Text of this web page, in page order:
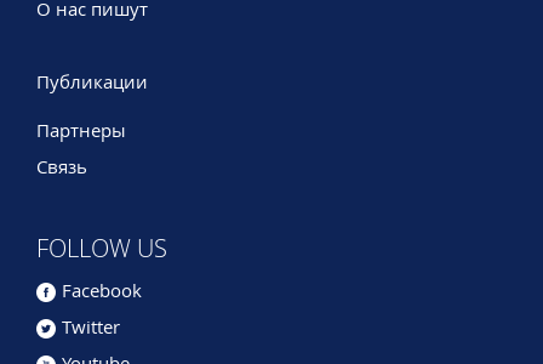
О нас пишут
Публикации
Партнеры
Связь
FOLLOW US
Facebook
Twitter